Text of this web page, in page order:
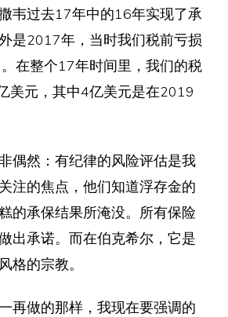
韦过去17年中的16年实现了承
是2017年，当时我们税前亏损
在整个17年时间里，我们的税
美元，其中4亿美元是在2019
然：有纪律的风险评估是我
注的焦点，他们知道浮存金的
的承保结果所淹没。所有保险
出承诺。而在伯克希尔，它是
格的宗教。
做的那样，我现在要强调的